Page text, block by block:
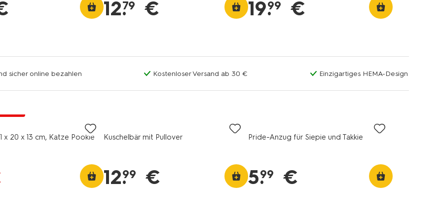
12.
79 € 19.
99 €
sicher online bezahlen Kostenloser Versand ab 30 € Einzigartiges HEMA-Design
x 20 x 13 cm, Katze Pookie Kuschelbär mit Pullover
12.
99 €
Pride-Anzug für Siepie und Takkie
5.
99 €